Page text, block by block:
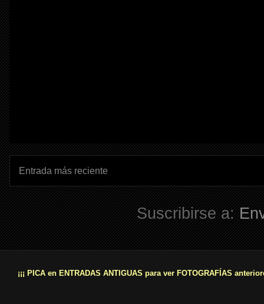
Entrada más reciente
Suscribirse a:
¡¡¡ PICA en ENTRADAS ANTIGUAS para ver FOTOGRAFÍAS